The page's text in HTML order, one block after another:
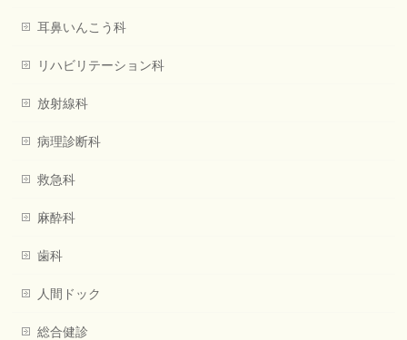
耳鼻いんこう科
リハビリテーション科
放射線科
病理診断科
救急科
麻酔科
歯科
人間ドック
総合健診